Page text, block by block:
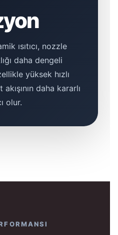
ısıtıcı, nozzle
daha dengeli
yüksek hızlı
daha kararlı
olur.